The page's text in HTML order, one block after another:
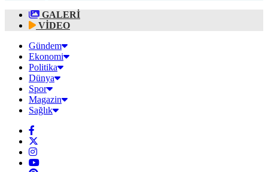
GALERİ
VİDEO
Gündem
Ekonomi
Politika
Dünya
Spor
Magazin
Sağlık